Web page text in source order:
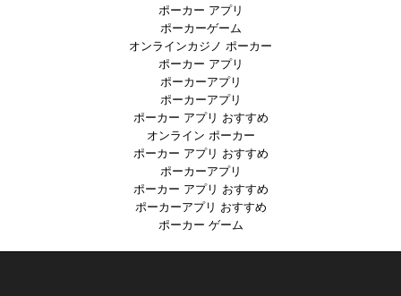
ポーカー アプリ
ポーカーゲーム
オンラインカジノ ポーカー
ポーカー アプリ
ポーカーアプリ
ポーカーアプリ
ポーカー アプリ おすすめ
オンライン ポーカー
ポーカー アプリ おすすめ
ポーカーアプリ
ポーカー アプリ おすすめ
ポーカーアプリ おすすめ
ポーカー ゲーム